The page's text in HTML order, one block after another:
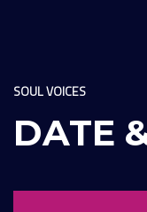
SOUL VOICES
DATE